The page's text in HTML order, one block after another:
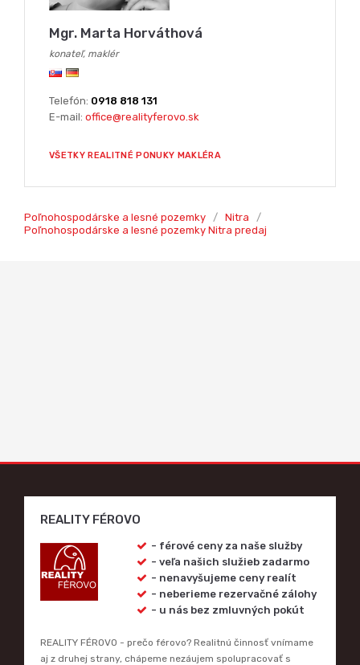
Mgr. Marta Horváthová
konateľ, maklér
Telefón: 0918 818 131
E-mail: office@realityferovo.sk
VŠETKY REALITNÉ PONUKY MAKLÉRA
Poľnohospodárske a lesné pozemky / Nitra /
Poľnohospodárske a lesné pozemky Nitra predaj
REALITY FÉROVO
- férové ceny za naše služby
- veľa našich služieb zadarmo
- nenavyšujeme ceny realít
- neberieme rezervačné zálohy
- u nás bez zmluvných pokút
REALITY FÉROVO - prečo férovo? Realitnú činnosť vnímame
aj z druhej strany, chápeme nezáujem spolupracovať s